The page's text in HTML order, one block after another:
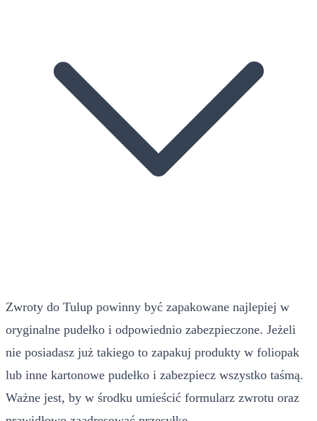
Zwroty do Tulup powinny być zapakowane najlepiej w
oryginalne pudełko i odpowiednio zabezpieczone. Jeżeli
nie posiadasz już takiego to zapakuj produkty w foliopak
lub inne kartonowe pudełko i zabezpiecz wszystko taśmą.
Ważne jest, by w środku umieścić formularz zwrotu oraz